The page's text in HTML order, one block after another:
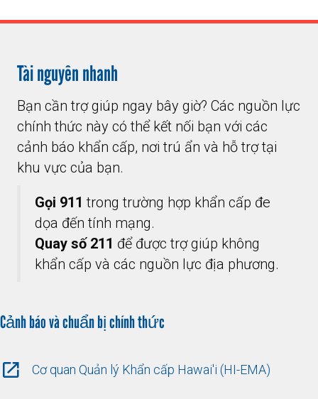
Tài nguyên nhanh
Bạn cần trợ giúp ngay bây giờ? Các nguồn lực
chính thức này có thể kết nối bạn với các
cảnh báo khẩn cấp, nơi trú ẩn và hỗ trợ tại
khu vực của bạn.
Gọi 911 trong trường hợp khẩn cấp đe
dọa đến tính mạng.
Quay số 211 để được trợ giúp không
khẩn cấp và các nguồn lực địa phương.
Cảnh báo và chuẩn bị chính thức
Cơ quan Quản lý Khẩn cấp Hawai'i (HI-EMA)